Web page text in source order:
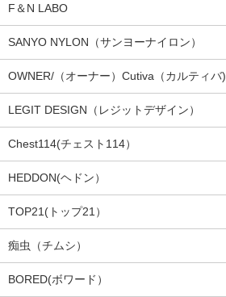
F＆N LABO
SANYO NYLON（サンヨーナイロン）
OWNER/（オーナー）Cutiva（カルティバ)
LEGIT DESIGN（レジットデザイン）
Chest114(チェスト114）
HEDDON(ヘドン）
TOP21(トップ21）
痴虫（チムシ）
BORED(ボワード）